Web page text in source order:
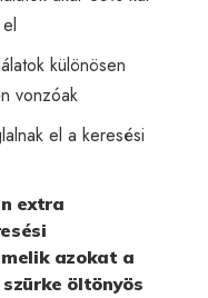
különösen
vonzóak
el a keresési
extra
azokat a
öltönyös